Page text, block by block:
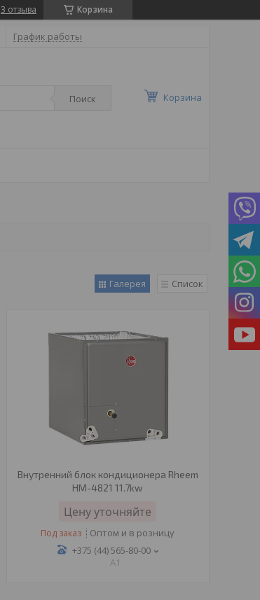
Корзина
3 отзыва
График работы
Поиск Корзина
Галерея Список
Внутренний блок кондиционера Rheem
HM-4821 11.7kw
Цену уточняйте
Под заказ
Оптом и в розницу
+375 (44) 565-80-00
A1